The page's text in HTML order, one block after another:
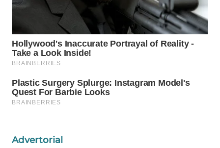
Advertorial
LABUANBAJO
BORNEO
Wahana
Group
WAHANA
WAHANA